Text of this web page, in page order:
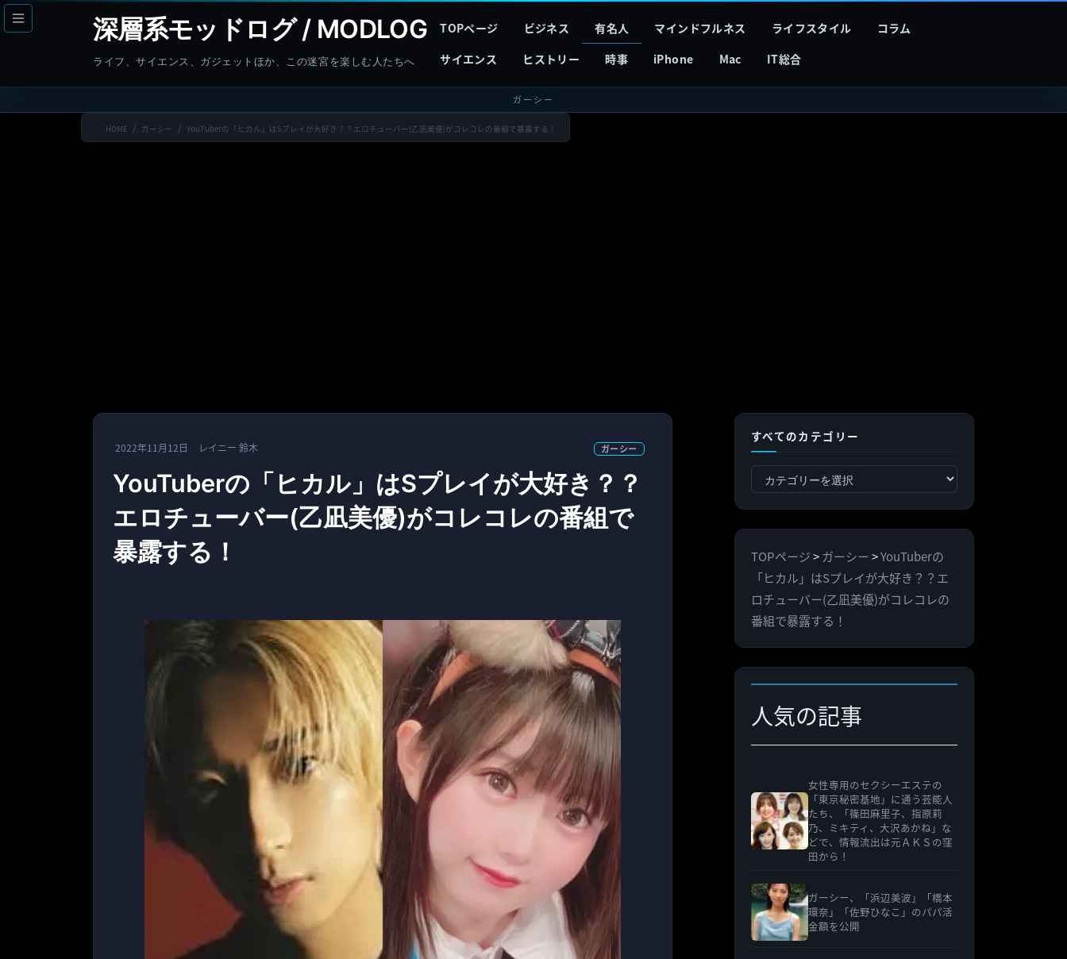
コ
ン
へ
ナ
ビ
ョ
深層系モッドログ / MODLOG
ライフ、サイエンス、ガジェットほか、この迷宮を楽しむ人たちへ
TOPページ ビジネス 有名人 マインドフルネス ライフスタイル
コラム
サイエンス
ヒストリー 時事 iPhone Mac IT総合
ガーシー
HOME ガーシー YouTuberの「ヒカル」はSプレイが大好き？？エロチューバー(乙凪美優)がコレコレの番組で暴露する！
2022年11月12日 レイニー 鈴木 ガーシー
YouTuberの「ヒカル」はSプレイが大好き？？
エロチューバー(乙凪美優)がコレコレの番組で
暴露する！
すべてのカテゴリー
べ
カ
テ
ゴ
リ
ー
TOPページ>ガーシー>YouTuberの
「ヒカル」はSプレイが大好き？？エ
ロチューバー(乙凪美優)がコレコレの
番組で暴露する！
人気の記事
女性専用のセクシーエステの
「東京秘密基地」に通う芸能人
たち、「篠田麻里子、指原莉
乃、ミキティ、大沢あかね」な
どで、情報流出は元ＡＫＳの窪
田から！
ガーシー、「浜辺美波」「橋本
環奈」「佐野ひなこ」のパパ活
金額を公開